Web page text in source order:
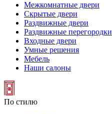
Межкомнатные двери
Скрытые двери
Раздвижные двери
Раздвижные перегородки
Входные двери
Умные решения
Мебель
Наши салоны
По стилю